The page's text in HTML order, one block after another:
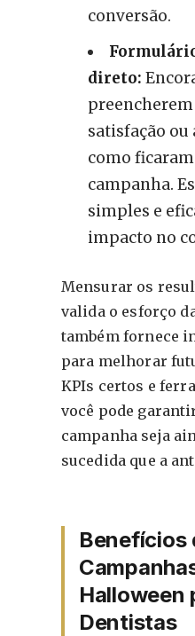
conversão.
direto:
satisfação
como
campanha.
simples e
impacto no
Mensurar os
valida o esforço
também fornece
para melhorar
KPIs certos e
você pode
campanha seja
sucedida que a
Benefícios
Halloween
Dentistas